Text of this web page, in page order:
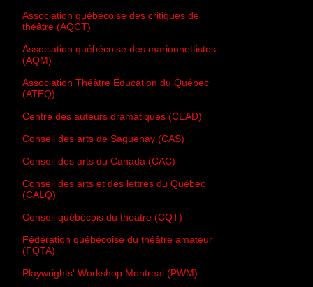
Association québécoise des critiques de
théâtre (AQCT)
Association québécoise des marionnettistes
(AQM)
Association Théâtre Éducation du Québec
(ATEQ)
Centre des auteurs dramatiques (CEAD)
Conseil des arts de Saguenay (CAS)
Conseil des arts du Canada (CAC)
Conseil des arts et des lettres du Québec
(CALQ)
Conseil québécois du théâtre (CQT)
Fédération québécoise du théâtre amateur
(FQTA)
Playwrights' Workshop Montreal (PWM)